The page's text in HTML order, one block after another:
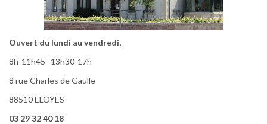
Ouvert du lundi au vendredi,
8h-11h45 13h30-17h
8 rue Charles de Gaulle
88510 ELOYES
03 29 32 40 18